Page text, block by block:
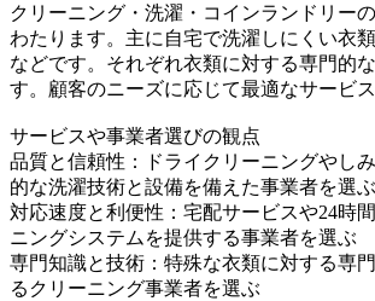
クリーニング・洗濯・コインランドリー
わたります。主に自宅で洗濯しにくい衣
などです。それぞれ衣類に対する専門的
す。顧客のニーズに応じて最適なサービ
サービスや事業者選びの観点
品質と信頼性：ドライクリーニングやし
的な洗濯技術と設備を備えた事業者を選ぶ
対応速度と利便性：宅配サービスや24時
ニングシステムを提供する事業者を選ぶ
専門知識と技術：特殊な衣類に対する専
るクリーニング事業者を選ぶ